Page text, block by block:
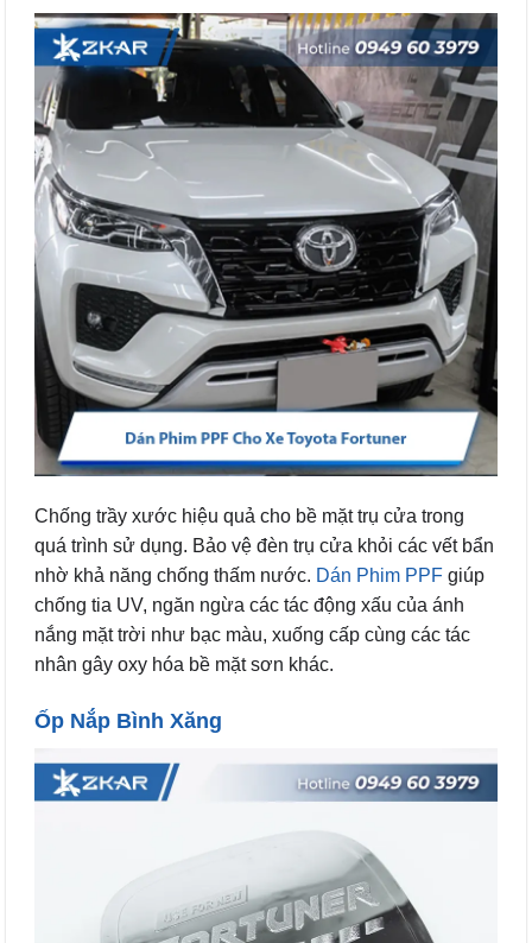
Chống trầy xước hiệu quả cho bề mặt trụ cửa trong
quá trình sử dụng. Bảo vệ đèn trụ cửa khỏi các vết bẩn
nhờ khả năng chống thấm nước. Dán Phim PPF giúp
chống tia UV, ngăn ngừa các tác động xấu của ánh
nắng mặt trời như bạc màu, xuống cấp cùng các tác
nhân gây oxy hóa bề mặt sơn khác.
Ốp Nắp Bình Xăng